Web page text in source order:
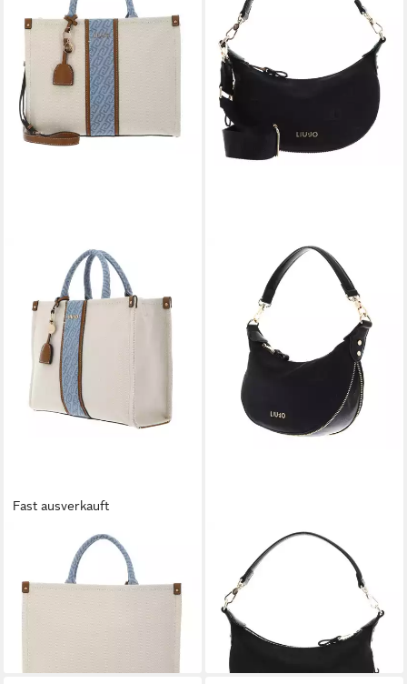
Fast ausverkauft
Handtasche Tote Bag
98,95 € UVP 159,00 €
lieferbar - in 2-3 Werktagen bei dir
Schultertasche Hobo Bag
102,86 €
-26%
lieferbar - in 2-3 Werktagen bei dir